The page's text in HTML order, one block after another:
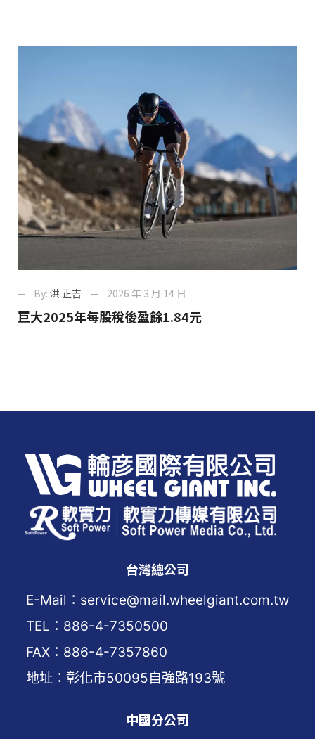
By: 洪 正吉 2026 年 3 月 14 日
巨大2025年每股稅後盈餘1.84元
台灣總公司
E-Mail：service@mail.wheelgiant.com.tw
TEL：886-4-7350500
FAX：886-4-7357860
地址：彰化市50095自強路193號
中國分公司